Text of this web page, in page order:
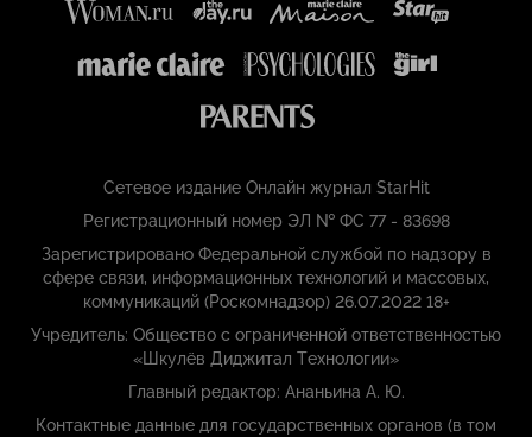
Сетевое издание Онлайн журнал StarHit
Регистрационный номер ЭЛ № ФС 77 - 83698
Зарегистрировано Федеральной службой по надзору в
сфере связи, информационных технологий и массовых,
коммуникаций (Роскомнадзор) 26.07.2022 18+
Учредитель: Общество с ограниченной ответственностью
«Шкулёв Диджитал Технологии»
Главный редактор: Ананьина А. Ю.
Контактные данные для государственных органов (в том